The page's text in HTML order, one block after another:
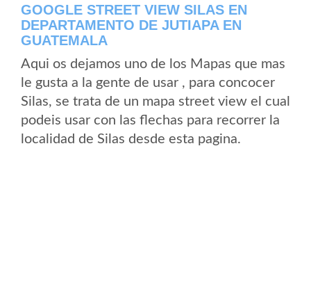
GOOGLE STREET VIEW SILAS EN
DEPARTAMENTO DE JUTIAPA EN
GUATEMALA
Aqui os dejamos uno de los Mapas que mas
le gusta a la gente de usar , para concocer
Silas, se trata de un mapa street view el cual
podeis usar con las flechas para recorrer la
localidad de Silas desde esta pagina.